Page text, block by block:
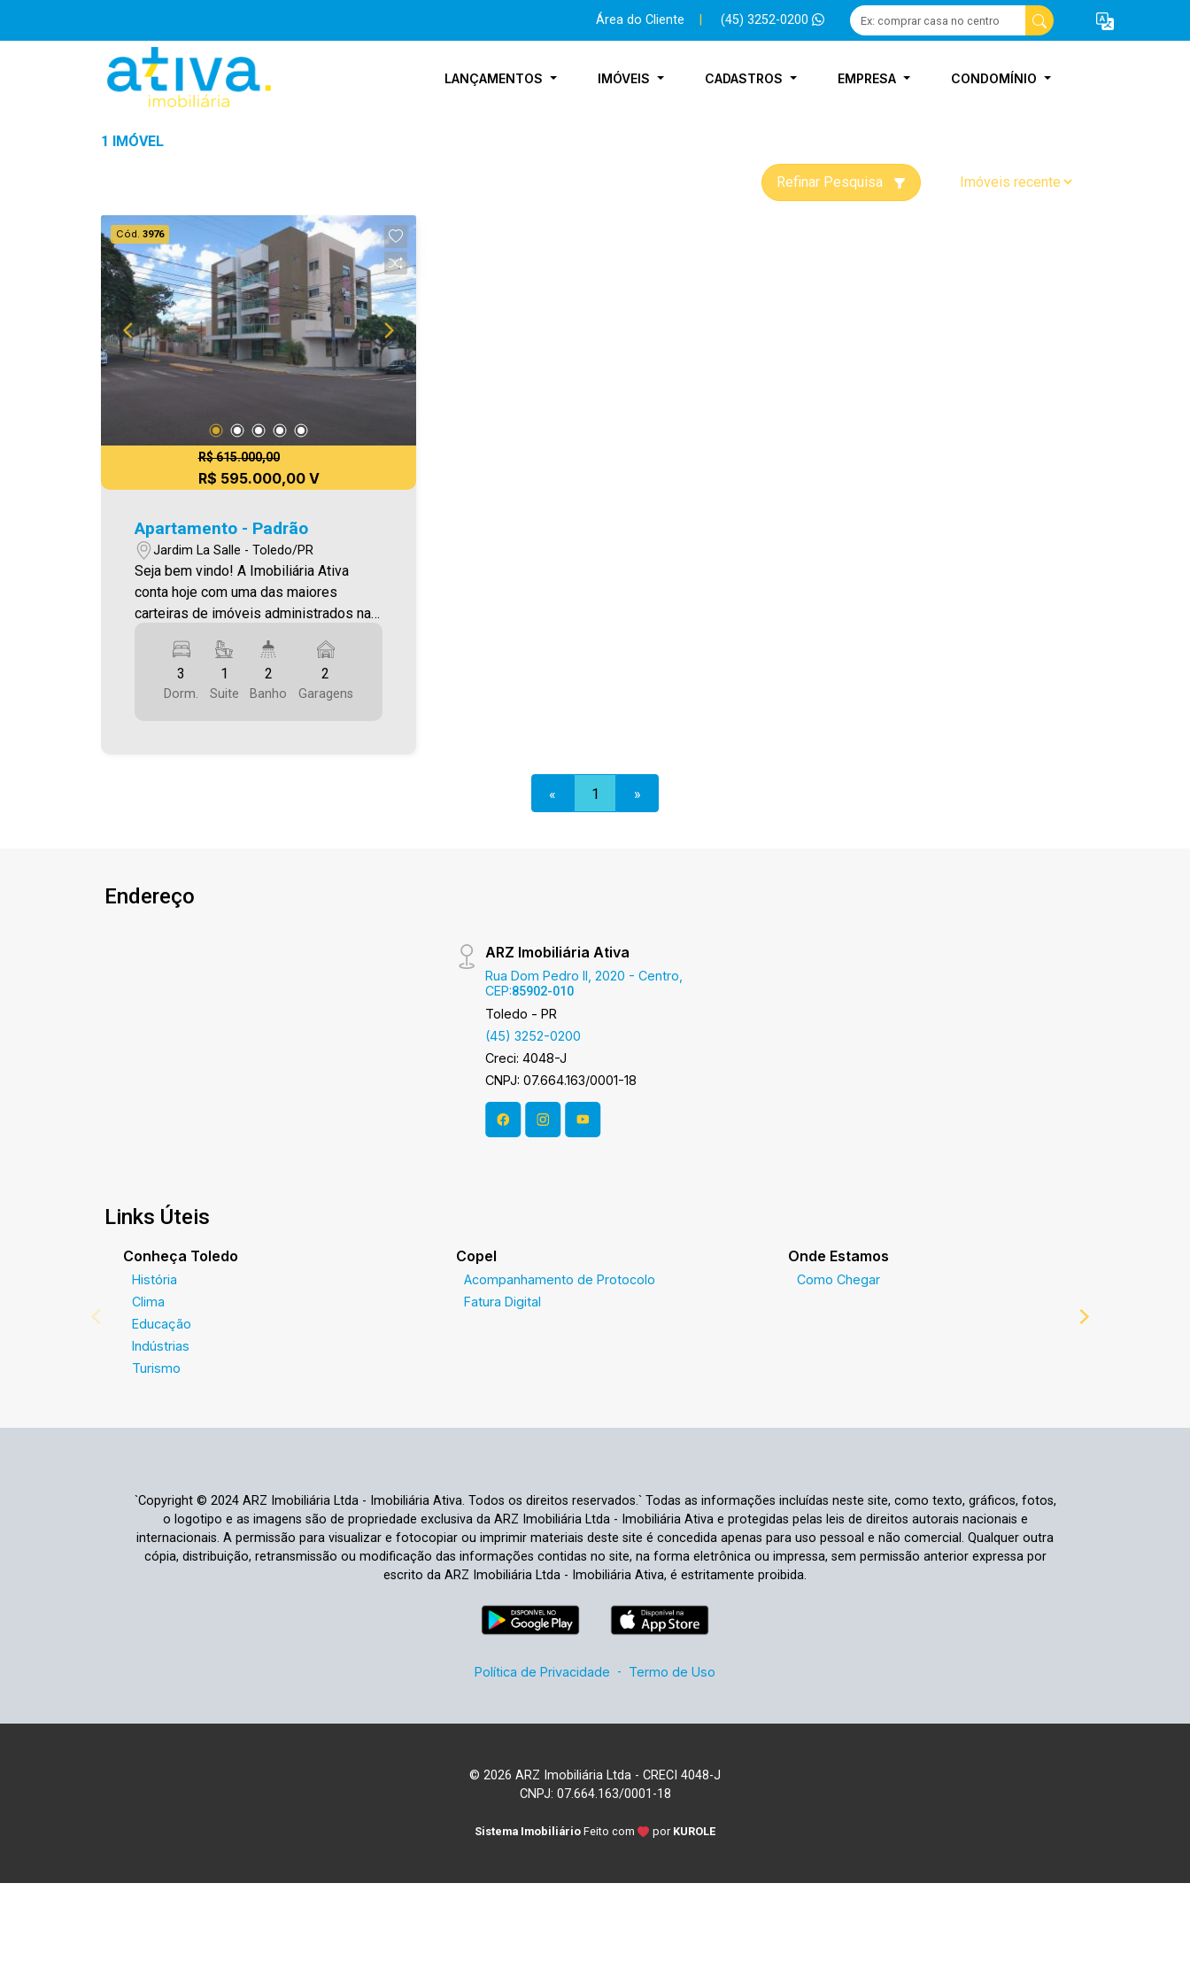
Área do Cliente (45) 3252-0200
LANÇAMENTOS IMÓVEIS CADASTROS EMPRESA CONDOMÍNIO
1 IMÓVEL
Refinar Pesquisa
Cód. 3976
R$ 615.000,00
R$ 595.000,00 V
Apartamento - Padrão
Jardim La Salle - Toledo/PR
Seja bem vindo! A Imobiliária Ativa
conta hoje com uma das maiores
carteiras de imóveis administrados na
venda. Confira mais uma de nossas
opções! Apartamento Localizado no
Jardim La Salle. Por R$595.000,00 O
encontrar o seu novo lar É AGORA!
Imobiliária Ativa, sinta-se em casa!
3
Dorm.
1
Suite
2
Banho
2
Garagens
« 1 »
Endereço
ARZ Imobiliária Ativa
Rua Dom Pedro II, 2020 - Centro,
CEP:85902-010
Toledo - PR
(45) 3252-0200
Creci: 4048-J
CNPJ: 07.664.163/0001-18
Links Úteis
Conheça Toledo
História
Clima
Educação
Indústrias
Turismo
Copel
Acompanhamento de Protocolo
Fatura Digital
Onde Estamos
Como Chegar
`Copyright © 2024 ARZ Imobiliária Ltda - Imobiliária Ativa. Todos os direitos reservados.` Todas as informações incluídas neste site, como texto, gráficos, fotos,
o logotipo e as imagens são de propriedade exclusiva da ARZ Imobiliária Ltda - Imobiliária Ativa e protegidas pelas leis de direitos autorais nacionais e
internacionais. A permissão para visualizar e fotocopiar ou imprimir materiais deste site é concedida apenas para uso pessoal e não comercial. Qualquer outra
cópia, distribuição, retransmissão ou modificação das informações contidas no site, na forma eletrônica ou impressa, sem permissão anterior expressa por
escrito da ARZ Imobiliária Ltda - Imobiliária Ativa, é estritamente proibida.
Política de Privacidade - Termo de Uso
© 2026 ARZ Imobiliária Ltda - CRECI 4048-J
CNPJ: 07.664.163/0001-18
Sistema Imobiliário Feito com por KUROLE